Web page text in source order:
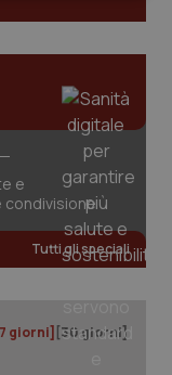
e
condivisione
Tutti gli speciali
giorni] [30 giorni]
fruibile il
quali la
di